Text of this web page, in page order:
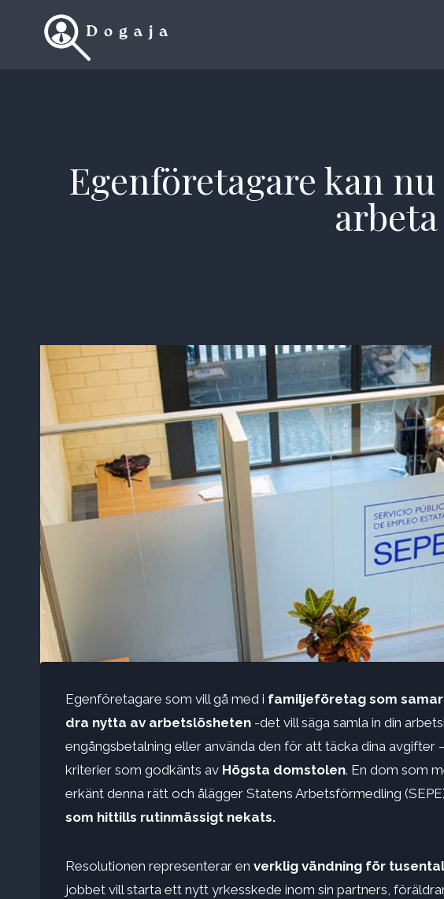
Egenföretagare kan
Egenföretagare som vill gå med i familjeföretag som
dra nytta av arbetslösheten -det vill säga samla in din
engångsbetalning eller använda den för att täcka dina avgifter
kriterier som godkänts av Högsta domstolen. En dom som
erkänt denna rätt och ålägger Statens Arbetsförmedling
som hittills rutinmässigt nekats.
Resolutionen representerar en verklig vändning för
jobbet vill starta ett nytt yrkesskede inom sin partners,